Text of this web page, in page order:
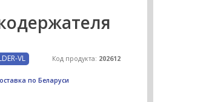
VL Код продукта: 202612
по Беларуси